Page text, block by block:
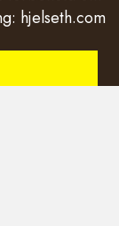
hjelseth.com